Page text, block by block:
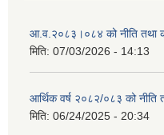
आ.व.२०८३।०८४ को नीति तथा
मिति: 07/03/2026 - 14:13
आर्थिक वर्ष २०८२/०८३ को नीति
मिति: 06/24/2025 - 20:34